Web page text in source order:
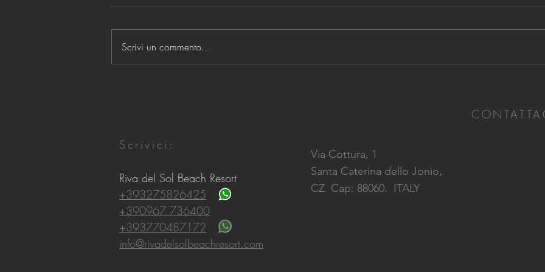
21 MOTIVI PER VENIRE
Scrivi un commento...
Scrivici:
Riva del Sol Beach Resort
+393275826425
+390967 736400
+393770487172
info@rivadelsolbeachresort.com
Via Cottura, 1
Santa Caterina dello Jonio,
CZ Cap: 88060. ITALY